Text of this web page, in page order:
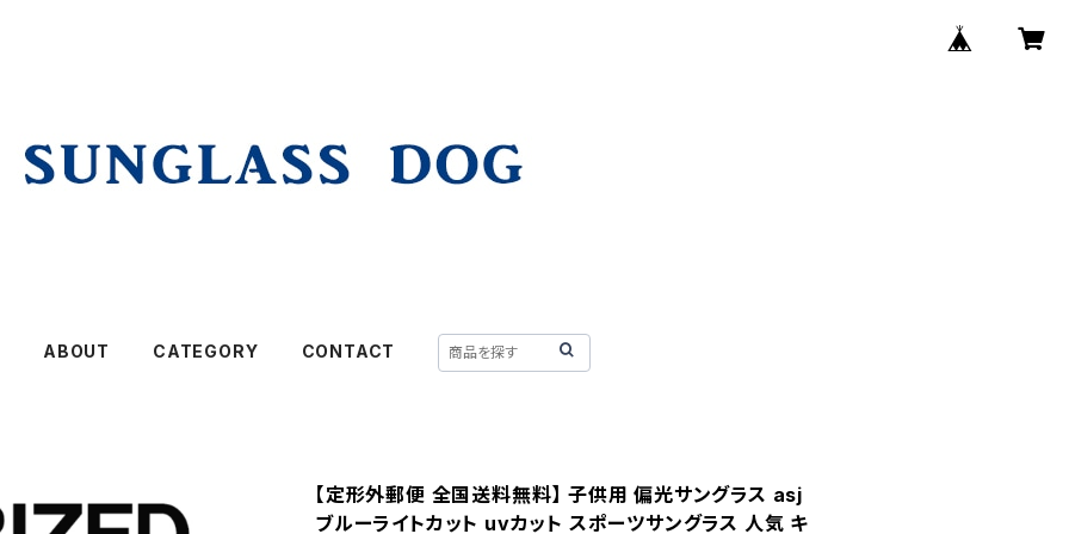
ABOUT CATEGORY CONTACT
【定形外郵便 全国送料無料】 子供用 偏光サングラス asj
ブルーライトカット uvカット スポーツサングラス 人気 キ